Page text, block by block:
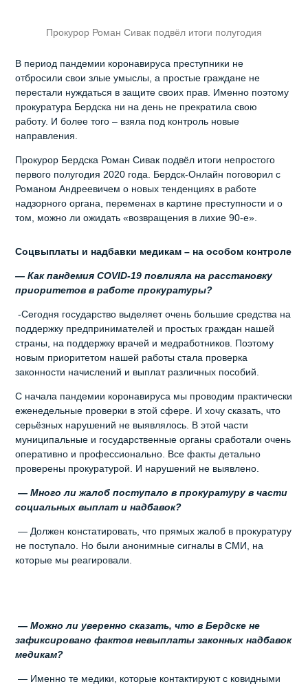
Прокурор Роман Сивак подвёл итоги полугодия
В период пандемии коронавируса преступники не
отбросили свои злые умыслы, а простые граждане не
перестали нуждаться в защите своих прав. Именно поэтому
прокуратура Бердска ни на день не прекратила свою
работу. И более того – взяла под контроль новые
направления.
Прокурор Бердска Роман Сивак подвёл итоги непростого
первого полугодия 2020 года. Бердск-Онлайн поговорил с
Романом Андреевичем о новых тенденциях в работе
надзорного органа, переменах в картине преступности и о
том, можно ли ожидать «возвращения в лихие 90-е».
Соцвыплаты и надбавки медикам – на особом контроле
— Как пандемия COVID-19 повлияла на расстановку
приоритетов в работе прокуратуры?
-Сегодня государство выделяет очень большие средства на
поддержку предпринимателей и простых граждан нашей
страны, на поддержку врачей и медработников. Поэтому
новым приоритетом нашей работы стала проверка
законности начислений и выплат различных пособий.
С начала пандемии коронавируса мы проводим практически
еженедельные проверки в этой сфере. И хочу сказать, что
серьёзных нарушений не выявлялось. В этой части
муниципальные и государственные органы сработали очень
оперативно и профессионально. Все факты детально
проверены прокуратурой. И нарушений не выявлено.
— Много ли жалоб поступало в прокуратуру в части
социальных выплат и надбавок?
— Должен констатировать, что прямых жалоб в прокуратуру
не поступало. Но были анонимные сигналы в СМИ, на
которые мы реагировали.
— Можно ли уверенно сказать, что в Бердске не
зафиксировано фактов невыплаты законных надбавок
медикам?
— Именно те медики, которые контактируют с ковидными